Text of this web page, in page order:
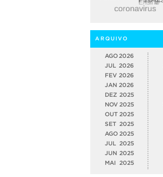
ARQUIVO
AGO 2026
JUL 2026
FEV 2026
JAN 2026
DEZ 2025
NOV 2025
OUT 2025
SET 2025
AGO 2025
JUL
2025
JUN 2025
MAI
2025